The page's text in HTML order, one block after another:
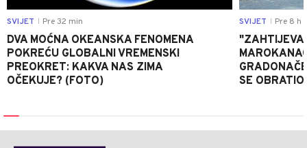
SVIJET Pre 32 min
DVA MOĆNA OKEANSKA FENOMENA
POKREĆU GLOBALNI VREMENSKI
PREOKRET: KAKVA NAS ZIMA
OČEKUJE? (FOTO)
SVIJET Pre 8 h
SE